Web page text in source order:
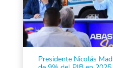
Presidente Nicolás